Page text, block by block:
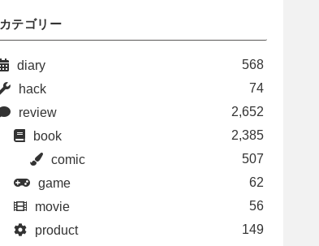
カテゴリー
diary
568
hack
74
review
2,652
book
2,385
comic
507
game
62
movie
56
product
149